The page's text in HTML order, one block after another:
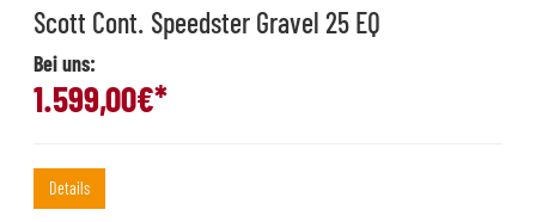
Scott Cont. Speedster Gravel 25 EQ
Bei uns:
1.599,00€*
Details